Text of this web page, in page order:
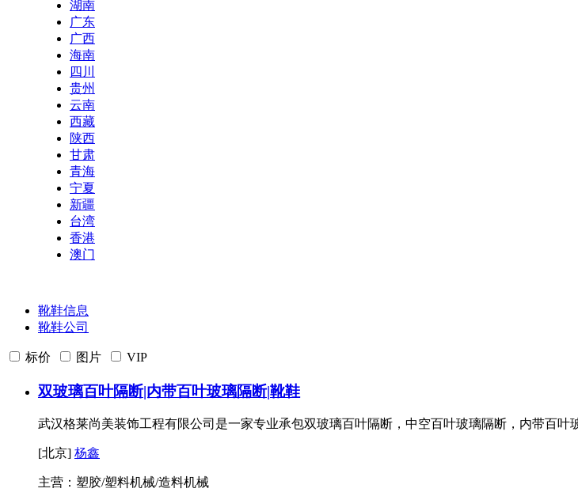
湖南
广东
广西
海南
四川
贵州
云南
西藏
陕西
甘肃
青海
宁夏
新疆
台湾
香港
澳门
靴鞋信息
靴鞋公司
标价 图片 VIP
双玻璃百叶隔断|内带百叶玻璃隔断|靴鞋
武汉格莱尚美装饰工程有限公司是一家专业承包双玻璃百叶隔断，中空百叶玻璃隔断，内带百叶
[北京] 杨鑫
主营：塑胶/塑料机械/造料机械